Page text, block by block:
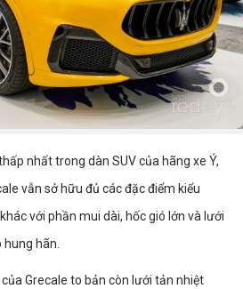
nhất trong dàn SUV của hãng xe Ý,
vẫn sở hữu đủ các đặc điểm kiểu
với phần mui dài, hốc gió lớn và lưới
hung hãn.
Grecale to bản còn lưới tản nhiệt